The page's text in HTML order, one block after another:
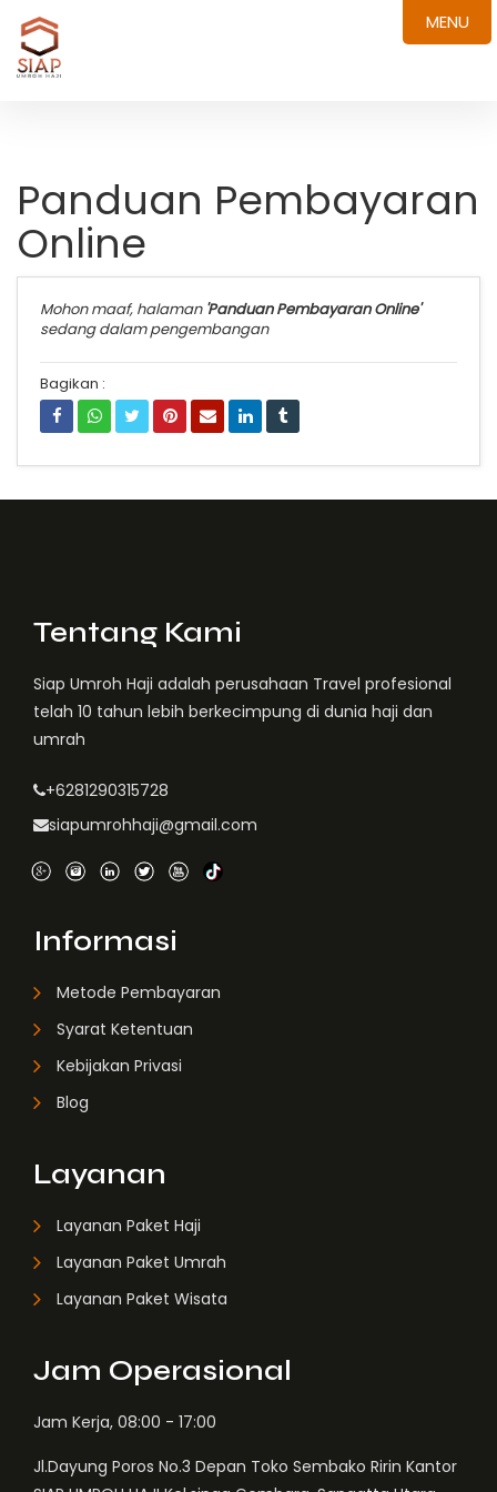
Panduan Pembayaran
Online
Mohon maaf, halaman 'Panduan Pembayaran Online'
sedang dalam pengembangan
Bagikan :
Tentang Kami
Siap Umroh Haji adalah perusahaan Travel profesional
telah 10 tahun lebih berkecimpung di dunia haji dan
umrah
+6281290315728
siapumrohhaji@gmail.com
Informasi
Metode Pembayaran
Syarat Ketentuan
Kebijakan Privasi
Blog
Layanan
Layanan Paket Haji
Layanan Paket Umrah
Layanan Paket Wisata
Jam Operasional
Jam Kerja, 08:00 - 17:00
Jl.Dayung Poros No.3 Depan Toko Sembako Ririn Kantor
MENU